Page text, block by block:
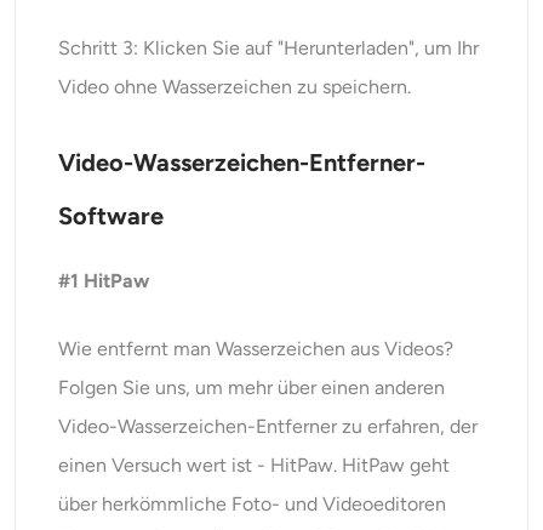
Schritt 3: Klicken Sie auf "Herunterladen", um Ihr
Video ohne Wasserzeichen zu speichern.
Video-Wasserzeichen-Entferner-
Software
#1 HitPaw
Wie entfernt man Wasserzeichen aus Videos?
Folgen Sie uns, um mehr über einen anderen
Video-Wasserzeichen-Entferner zu erfahren, der
einen Versuch wert ist - HitPaw. HitPaw geht
über herkömmliche Foto- und Videoeditoren